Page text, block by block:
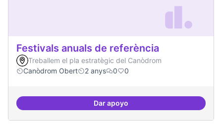
Festivals anuals de referència
Treballem el pla estratègic del Canòdrom
Canòdrom Obert
2 anys 0 0
Dar apoyoFestivals anuals de referència